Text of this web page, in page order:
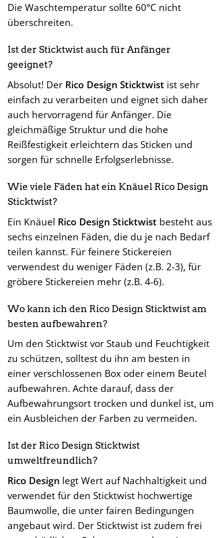
Die Waschtemperatur sollte 60°C nicht
überschreiten.
Ist der Sticktwist auch für Anfänger
geeignet?
Absolut! Der Rico Design Sticktwist ist sehr
einfach zu verarbeiten und eignet sich daher
auch hervorragend für Anfänger. Die
gleichmäßige Struktur und die hohe
Reißfestigkeit erleichtern das Sticken und
sorgen für schnelle Erfolgserlebnisse.
Wie viele Fäden hat ein Knäuel Rico Design
Sticktwist?
Ein Knäuel Rico Design Sticktwist besteht aus
sechs einzelnen Fäden, die du je nach Bedarf
teilen kannst. Für feinere Stickereien
verwendest du weniger Fäden (z.B. 2-3), für
gröbere Stickereien mehr (z.B. 4-6).
Wo kann ich den Rico Design Sticktwist am
besten aufbewahren?
Um den Sticktwist vor Staub und Feuchtigkeit
zu schützen, solltest du ihn am besten in
einer verschlossenen Box oder einem Beutel
aufbewahren. Achte darauf, dass der
Aufbewahrungsort trocken und dunkel ist, um
ein Ausbleichen der Farben zu vermeiden.
Ist der Rico Design Sticktwist
umweltfreundlich?
Rico Design legt Wert auf Nachhaltigkeit und
verwendet für den Sticktwist hochwertige
Baumwolle, die unter fairen Bedingungen
angebaut wird. Der Sticktwist ist zudem frei